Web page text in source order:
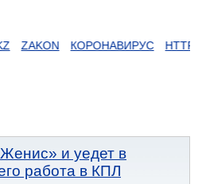
КОРОНАВИРУС HTTPS ЕГОВ
и уедет в
работа в КПЛ